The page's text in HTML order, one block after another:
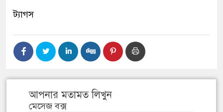
ট্যাগস
আপনার মতামত লিখুন
মেসেজ বক্স